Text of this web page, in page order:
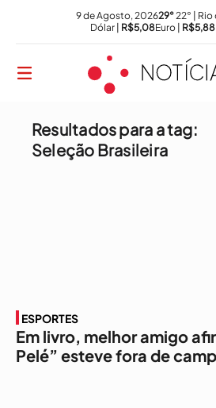
9 de Agosto, 202629°22° | Rio
Dólar | R$5,08Euro | R$5,88
Resultados para a tag:
Seleção Brasileira
ESPORTES
Em livro, melhor amigo
Pelé” esteve fora de